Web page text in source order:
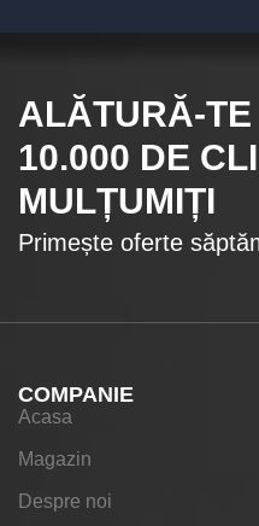
ALĂTURĂ-
10.000 DE
MULȚUMIȚI
Primește oferte
COMPANIE
Acasa
Magazin
Despre noi